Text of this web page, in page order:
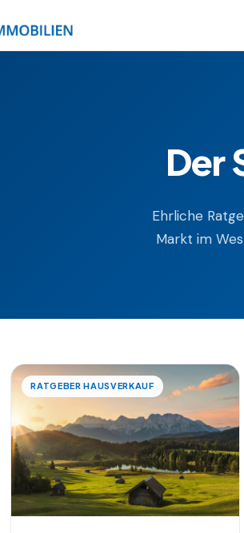
Der
Ehrliche
Markt im
RATGEBER HAUSVERKAUF